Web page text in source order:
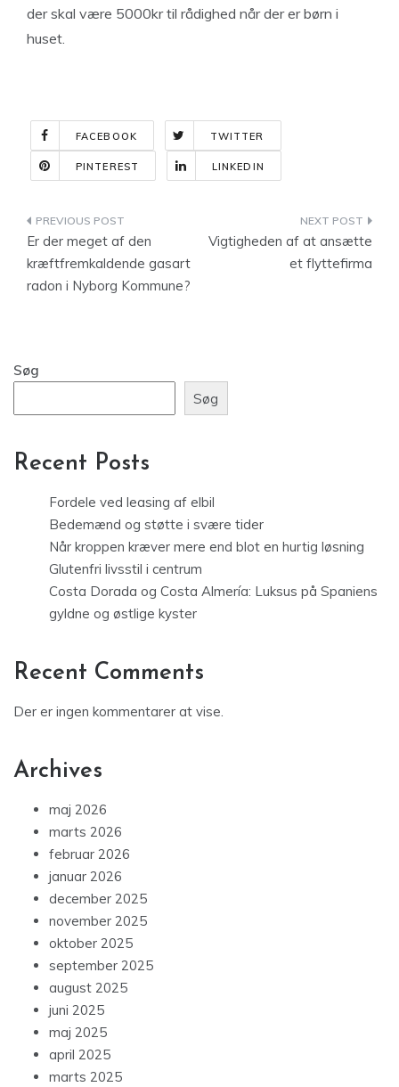
der skal være 5000kr til rådighed når der er børn i
huset.
FACEBOOK TWITTER
PINTEREST LINKEDIN
Indlægsnavigation
Er der meget af den
kræftfremkaldende gasart
radon i Nyborg Kommune?
Vigtigheden af ​​at ansætte
et flyttefirma
Søg
Søg
Recent Posts
Fordele ved leasing af elbil
Bedemænd og støtte i svære tider
Når kroppen kræver mere end blot en hurtig løsning
Glutenfri livsstil i centrum
Costa Dorada og Costa Almería: Luksus på Spaniens
gyldne og østlige kyster
Recent Comments
Der er ingen kommentarer at vise.
Archives
maj 2026
marts 2026
februar 2026
januar 2026
december 2025
november 2025
oktober 2025
september 2025
august 2025
juni 2025
maj 2025
april 2025
marts 2025